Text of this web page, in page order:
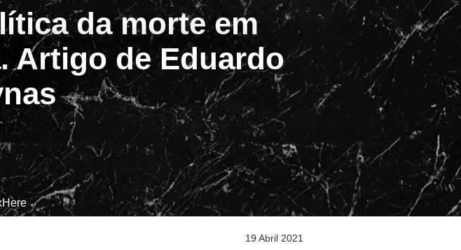
da morte em
Artigo de Eduardo
19 Abril 2021